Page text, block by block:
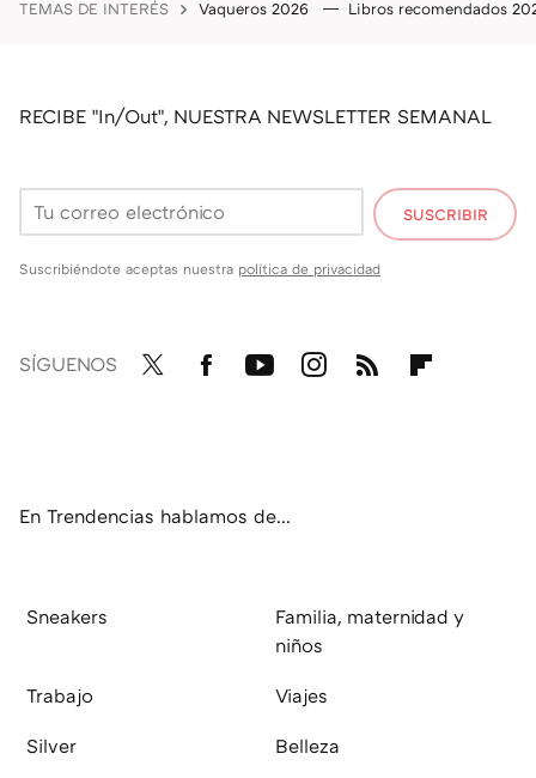
TEMAS DE INTERÉS Vaqueros 2026 Libros recomendados
RECIBE "In/Out", NUESTRA NEWSLETTER SEMANAL
SUSCRIBIR
Suscribiéndote aceptas nuestra política de privacidad
SÍGUENOS
En Trendencias hablamos de...
Sneakers
Familia, maternidad y
niños
Trabajo Viajes
Silver Belleza